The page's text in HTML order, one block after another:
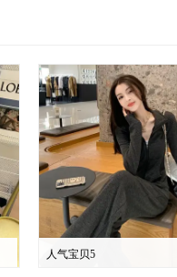
人气宝贝5